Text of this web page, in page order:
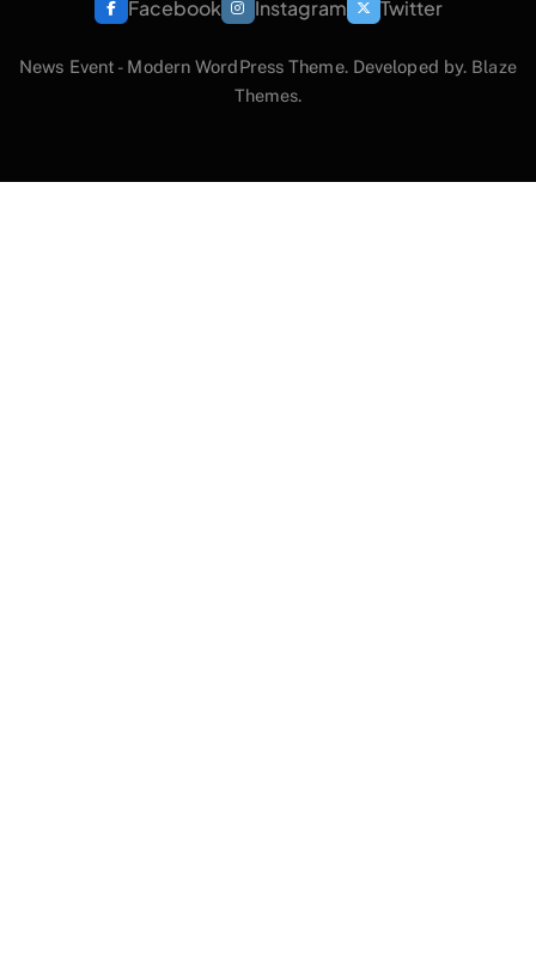
Facebook Instagram Twitter
News Event - Modern WordPress Theme. Developed by. Blaze
Themes.